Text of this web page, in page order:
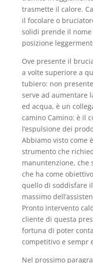
trasmette il calore.
il focolare o
solidi prende il
posizione
Ove presente il
a volte superiore a
tubiero: non
serve ad aumentare
ed acqua, è un
camino Camino: è il
l’espulsione dei
Abbiamo visto come
strumento che
manuntenzione, che
che ha come
quello di soddisfare
massimo
Pronto intervento
cliente di questa
fortuna di poter
competitivo e sempr
Nel prossimo